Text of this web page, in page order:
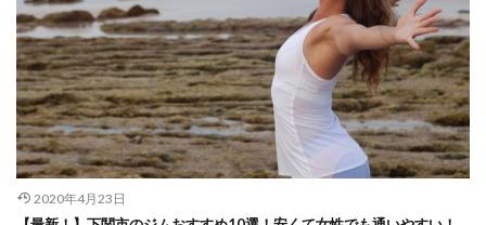
2020年4月23日